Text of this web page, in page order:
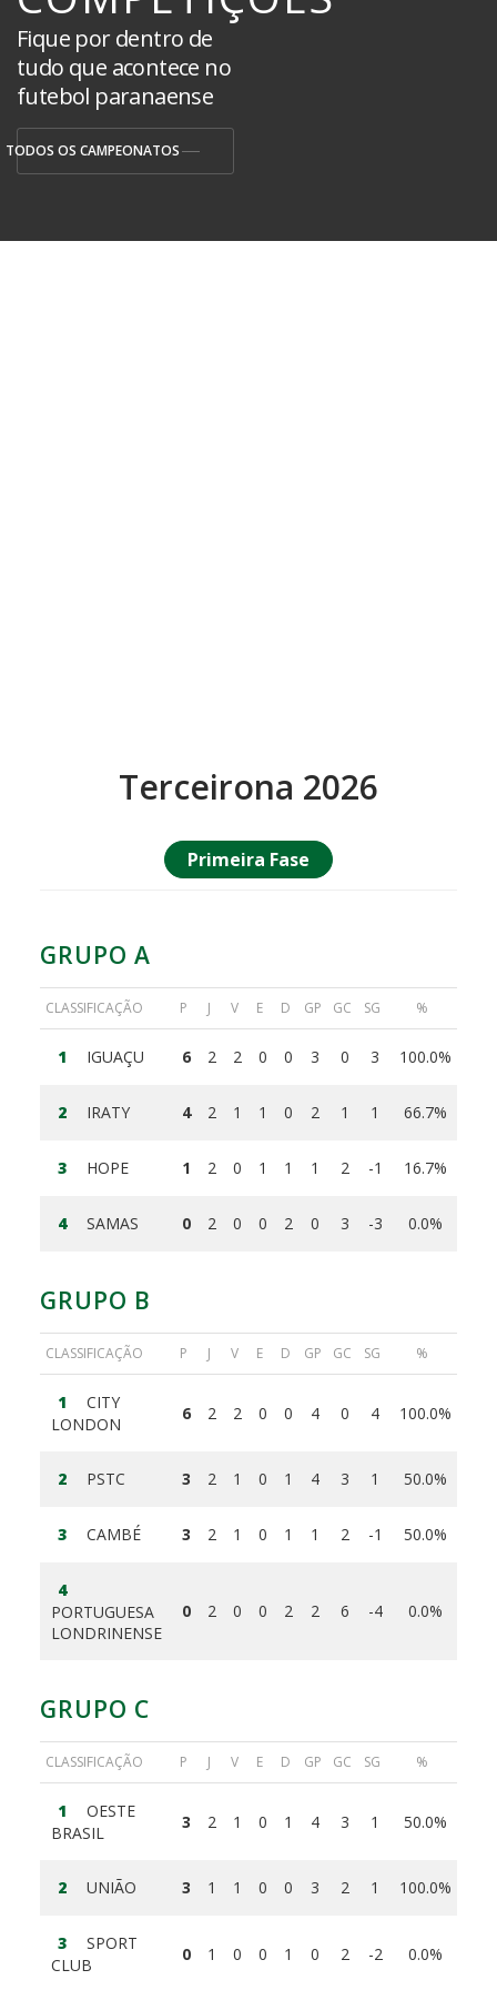
Fique por dentro de
tudo que acontece no
futebol paranaense
TODOS OS CAMPEONATOS
Terceirona 2026
Primeira Fase
GRUPO A
CLASSIFICAÇÃO P J V E D GP GC SG %
1 IGUAÇU 6 2 2 0 0 3 0 3 100.0%
2 IRATY 4 2 1 1 0 2 1 1 66.7%
3 HOPE 1 2 0 1 1 1 2 -1 16.7%
4 SAMAS 0 2 0 0 2 0 3 -3 0.0%
GRUPO B
CLASSIFICAÇÃO P J V E D GP GC SG %
1
CITY
LONDON
6 2 2 0 0 4 0 4 100.0%
2 PSTC 3 2 1 0 1 4 3 1 50.0%
3 CAMBÉ 3 2 1 0 1 1 2 -1 50.0%
4
PORTUGUESA
LONDRINENSE
0 2 0 0 2 2 6 -4 0.0%
GRUPO C
CLASSIFICAÇÃO P J V E D GP GC SG %
1
OESTE
BRASIL
3 2 1 0 1 4 3 1 50.0%
2 UNIÃO 3 1 1 0 0 3 2 1 100.0%
3
SPORT
CLUB
0 1 0 0 1 0 2 -2 0.0%